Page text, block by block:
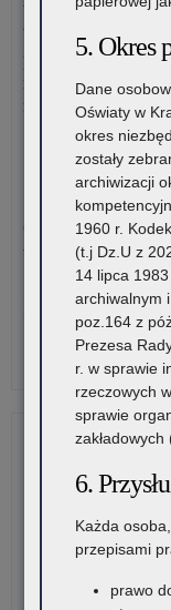
branżowych
branżowych
podstawowych dla
rok szkolny 2026/
rekrutacyjnego
3 sierpnia 2026
Ogólnopolski
wieś”
Stowarzyszenie
udziału w
5. Okres
Dane
Oświaty w
okres
zostały
archiwizacji
1960 r.
(t.j Dz.U z
14 lipca
archiwalnym
poz.164 z
Prezesa
r. w sprawie
rzeczowych
sprawie
6.
Każda
przepisami
prawo